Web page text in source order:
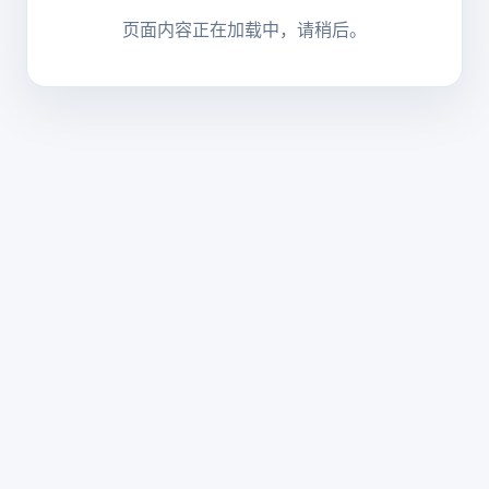
页面内容正在加载中，请稍后。